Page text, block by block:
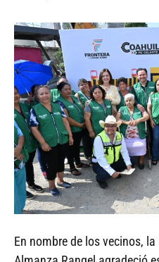
En nombre de los vecinos,